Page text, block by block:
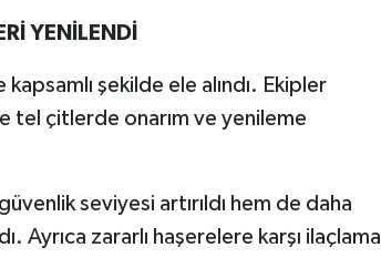
YENİLENDİ
şekilde ele alındı. Ekipler
tel çitlerde onarım ve yenileme
seviyesi artırıldı hem de daha
Ayrıca zararlı haşerelere karşı ilaçlama